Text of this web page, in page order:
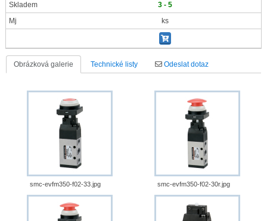
Skladem
3 - 5
Mj
ks
Obrázková galerie Technické listy Odeslat dotaz
smc-evfm350-f02-33.jpg smc-evfm350-f02-30r.jpg